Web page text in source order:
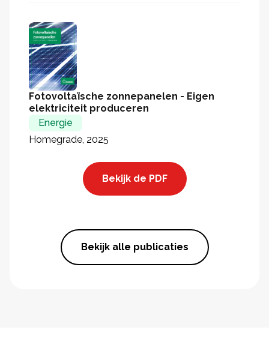
Fotovoltaïsche zonnepanelen - Eigen
elektriciteit produceren
Energie
Homegrade, 2025
Bekijk de PDF
Bekijk alle publicaties